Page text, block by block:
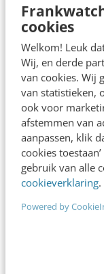
cookies
Welkom! Leuk
Wij, en derde
van cookies. Wij
van statistieken,
ook voor
afstemmen van
aanpassen, klik
cookies
gebruik van alle
cookieverklaring.
Powered by
MARKETING
Social
Elk project
met mensen uit
keer met